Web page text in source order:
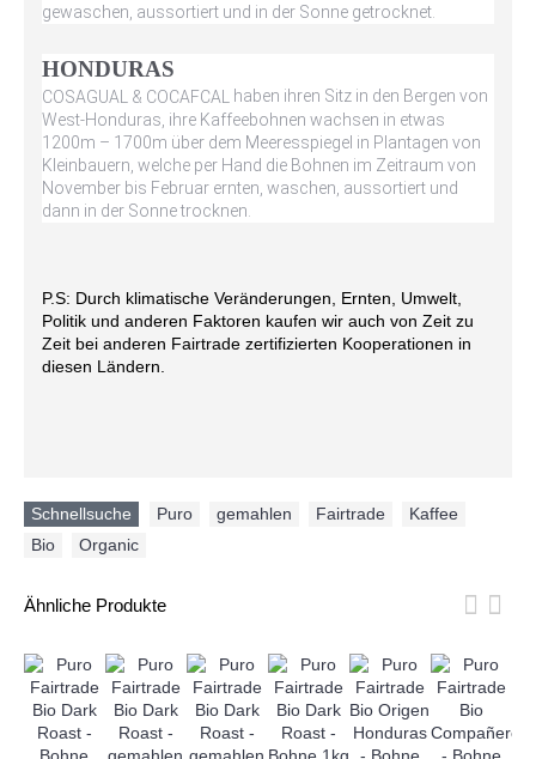
gewaschen, aussortiert und in der Sonne getrocknet.
HONDURAS
COSAGUAL & COCAFCAL
haben ihren Sitz in den Bergen von
West-Honduras, ihre Kaffeebohnen wachsen in etwas
1200m – 1700m über dem Meeresspiegel in Plantagen von
Kleinbauern, welche per Hand die Bohnen im Zeitraum von
November bis Februar ernten, waschen, aussortiert und
dann in der Sonne trocknen.
P.S: Durch klimatische Veränderungen, Ernten, Umwelt,
Politik und anderen Faktoren kaufen wir auch von Zeit zu
Zeit bei anderen Fairtrade zertifizierten Kooperationen in
diesen Ländern.
Schnellsuche Puro gemahlen Fairtrade Kaffee
Bio
Organic
Ähnliche Produkte